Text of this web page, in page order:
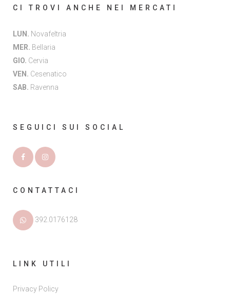
CI TROVI ANCHE NEI MERCATI
LUN. Novafeltria
MER. Bellaria
GIO. Cervia
VEN. Cesenatico
SAB. Ravenna
SEGUICI SUI SOCIAL
CONTATTACI
392.0176128
LINK UTILI
Privacy Policy